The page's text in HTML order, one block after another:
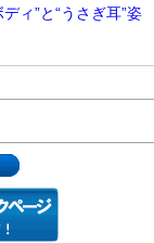
ィ”と“うさぎ耳”姿